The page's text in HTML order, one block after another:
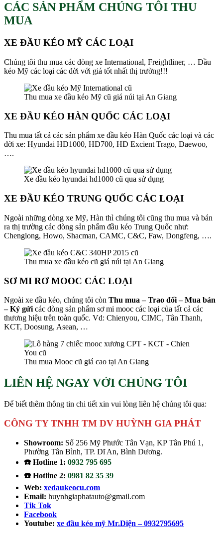
CÁC SẢN PHẨM CHÚNG TÔI THU
MUA
XE ĐẦU KÉO MỸ CÁC LOẠI
Chúng tôi thu mua các dòng xe International, Freightliner, … Đầu
kéo Mỹ các loại các đời với giá tốt nhất thị trường!!!
Thu mua xe đầu kéo Mỹ cũ giá núi tại An Giang
XE ĐẦU KÉO HÀN QUỐC CÁC LOẠI
Thu mua tất cả các sản phẩm xe đầu kéo Hàn Quốc các loại và các
đời xe: Hyundai HD1000, HD700, HD Excient Trago, Daewoo,
….
Xe đầu kéo hyundai hd1000 cũ qua sử dụng
XE ĐẦU KÉO TRUNG QUỐC CÁC LOẠI
Ngoài những dòng xe Mỹ, Hàn thì chúng tôi cũng thu mua và bán
ra thị trường các dòng sản phẩm đầu kéo Trung Quốc như:
Chenglong, Howo, Shacman, CAMC, C&C, Faw, Dongfeng, ….
Thu mua xe đầu kéo cũ giá núi tại An Giang
SƠ MI RƠ MOOC CÁC LOẠI
Ngoài xe đầu kéo, chúng tôi còn Thu mua – Trao đổi – Mua bán
– Ký gửi các dòng sản phẩm sơ mi mooc các loại của tất cả các
thương hiệu trên toàn quốc. Vd: Chienyou, CIMC, Tân Thanh,
KCT, Doosung, Asean, …
Thu mua Mooc cũ giá cao tại An Giang
LIÊN HỆ NGAY VỚI CHÚNG TÔI
Để biết thêm thông tin chi tiết xin vui lòng liên hệ chúng tôi qua:
CÔNG TY TNHH TM DV HUỲNH GIA PHÁT
Showroom: Số 256 Mỹ Phước Tân Vạn, KP Tân Phú 1,
Phường Tân Bình, TP. Dĩ An, Bình Dương.
☎️ Hotline 1: 0932 795 695
☎️ Hotline 2: 0981 82 35 39
Web: xedaukeocu.com
Email: huynhgiaphatauto@gmail.com
Tik Tok
Facebook
Youtube: xe đầu kéo mỹ Mr.Diện – 0932795695